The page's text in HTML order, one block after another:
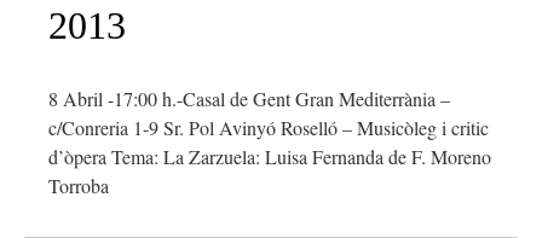
2013
8 Abril -17:00 h.-Casal de Gent Gran Mediterrània –
c/Conreria 1-9 Sr. Pol Avinyó Roselló – Musicòleg i critic
d’òpera Tema: La Zarzuela: Luisa Fernanda de F. Moreno
Torroba